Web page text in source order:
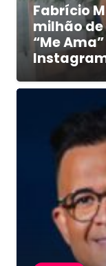
Fabrício
milhão
“Me